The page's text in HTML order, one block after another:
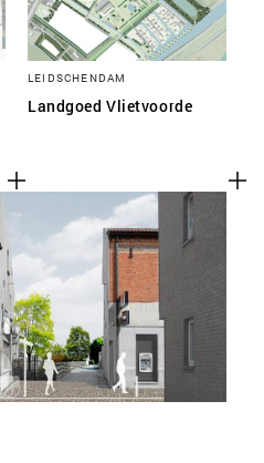
LEIDSCHENDAM
Landgoed Vlietvoorde